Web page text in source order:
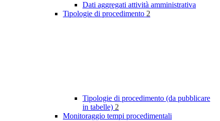
Dati aggregati attività amministrativa
Tipologie di procedimento 2
Tipologie di procedimento (da pubblicare
in tabelle) 2
Monitoraggio tempi procedimentali